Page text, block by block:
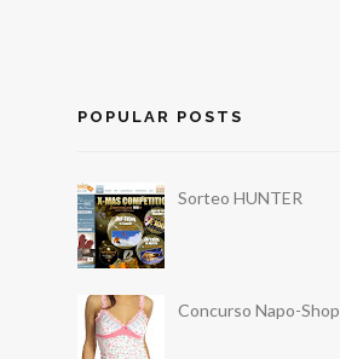
POPULAR POSTS
Sorteo HUNTER
Concurso Napo-Shop